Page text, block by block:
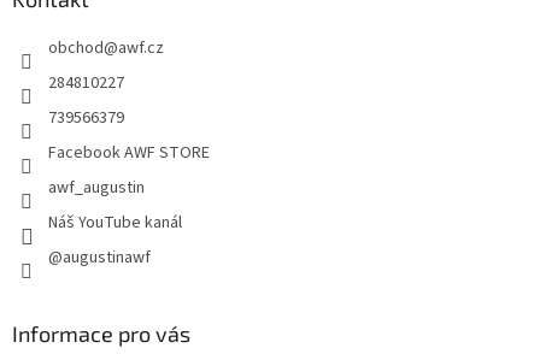
obchod@awf.cz
284810227
739566379
Facebook AWF STORE
awf_augustin
Náš YouTube kanál
@augustinawf
Informace pro vás